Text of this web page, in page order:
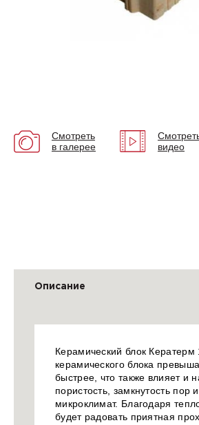
Смотреть
в галерее
видео
Описание
Керамический блок Кератерм
керамического блока
быстрее, что также влияет и
пористость, замкнутость
микроклимат. Благодаря
будет радовать приятная